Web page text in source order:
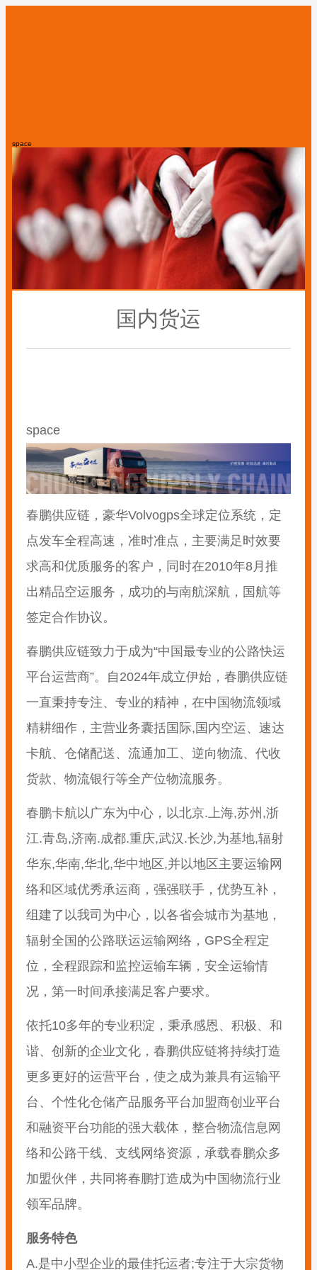
space
国内货运
space
春鹏供应链，豪华Volvogps全球定位系统，定
点发车全程高速，准时准点，主要满足时效要
求高和优质服务的客户，同时在2010年8月推
出精品空运服务，成功的与南航深航，国航等
签定合作协议。
春鹏供应链致力于成为“中国最专业的公路快运
平台运营商”。自2024年成立伊始，春鹏供应链
一直秉持专注、专业的精神，在中国物流领域
精耕细作，主营业务囊括国际,国内空运、速达
卡航、仓储配送、流通加工、逆向物流、代收
货款、物流银行等全产位物流服务。
春鹏卡航以广东为中心，以北京.上海,苏州,浙
江.青岛,济南.成都.重庆,武汉.长沙,为基地,辐射
华东,华南,华北,华中地区,并以地区主要运输网
络和区域优秀承运商，强强联手，优势互补，
组建了以我司为中心，以各省会城市为基地，
辐射全国的公路联运运输网络，GPS全程定
位，全程跟踪和监控运输车辆，安全运输情
况，第一时间承接满足客户要求。
依托10多年的专业积淀，秉承感恩、积极、和
谐、创新的企业文化，春鹏供应链将持续打造
更多更好的运营平台，使之成为兼具有运输平
台、个性化仓储产品服务平台加盟商创业平台
和融资平台功能的强大载体，整合物流信息网
络和公路干线、支线网络资源，承载春鹏众多
加盟伙伴，共同将春鹏打造成为中国物流行业
领军品牌。
服务特色
A.是中小型企业的最佳托运者;专注于大宗货物